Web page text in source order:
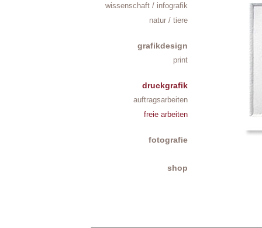
shop
fotografie
freie arbeiten
auftragsarbeiten
druckgrafik
print
grafikdesign
natur / tiere
wissenschaft / infografik